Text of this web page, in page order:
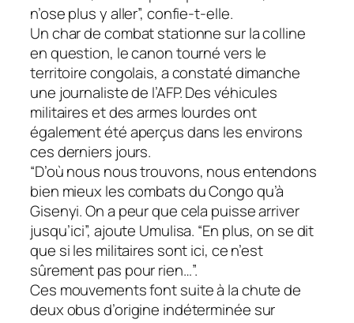
n’ose plus y aller”, confie-t-elle.
Un char de combat stationne sur la colline
en question, le canon tourné vers le
territoire congolais, a constaté dimanche
une journaliste de l’AFP. Des véhicules
militaires et des armes lourdes ont
également été aperçus dans les environs
ces derniers jours.
“D’où nous nous trouvons, nous entendons
bien mieux les combats du Congo qu’à
Gisenyi. On a peur que cela puisse arriver
jusqu’ici”, ajoute Umulisa. “En plus, on se dit
que si les militaires sont ici, ce n’est
sûrement pas pour rien…”.
Ces mouvements font suite à la chute de
deux obus d’origine indéterminée sur